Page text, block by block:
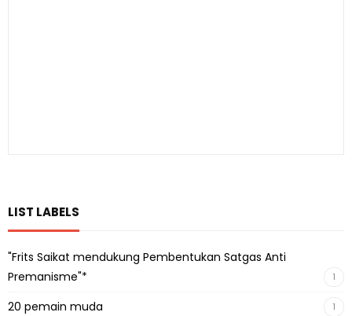
LIST LABELS
"Frits Saikat mendukung Pembentukan Satgas Anti
Premanisme"*
1
20 pemain muda 1